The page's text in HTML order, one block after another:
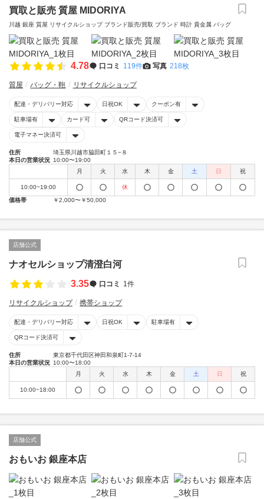
買取と販売 質屋 MIDORIYA
川越 銀座 質屋 リサイクルショップ ブランド販売/買取 ブランド 時計 貴金属 バッグ
4.78 口コミ 119件 写真 218枚
質屋 バッグ・鞄 リサイクルショップ
配達・デリバリー対応 日祝OK クーポン有
駐車場有 カード可 QRコード決済可
電子マネー決済可
住所
埼玉県川越市脇田町１５−８
本日の営業状況 10:00〜19:00
月
火 水 木 金 土 日 祝
10:00~19:00
休
価格帯
￥2,000〜￥50,000
店舗公式
ナオセルショップ清澄白河
3.35
口コミ 1件
リサイクルショップ 携帯ショップ
配達・デリバリー対応 日祝OK 駐車場有
QRコード決済可
住所
東京都千代田区神田和泉町1-7-14
本日の営業状況 10:00〜18:00
月
火 水 木 金 土 日 祝
10:00~18:00
店舗公式
おもいお 銀座本店